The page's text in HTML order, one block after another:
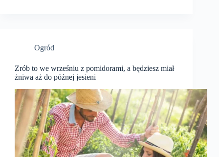
Ogród
Zrób to we wrześniu z pomidorami, a będziesz miał
żniwa aż do późnej jesieni